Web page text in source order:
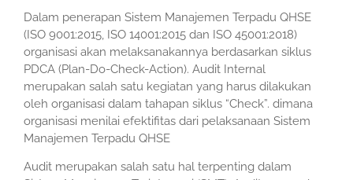
Dalam penerapan Sistem Manajemen Terpadu QHSE
(ISO 9001:2015, ISO 14001:2015 dan ISO 45001:2018)
organisasi akan melaksanakannya berdasarkan siklus
PDCA (Plan-Do-Check-Action). Audit Internal
merupakan salah satu kegiatan yang harus dilakukan
oleh organisasi dalam tahapan siklus “Check”. dimana
organisasi menilai efektifitas dari pelaksanaan Sistem
Manajemen Terpadu QHSE
Audit merupakan salah satu hal terpenting dalam